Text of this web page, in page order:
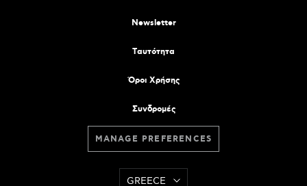
Newsletter
Tαυτότητα
Όροι Χρήσης
Συνδρομές
MANAGE PREFERENCES
GREECE